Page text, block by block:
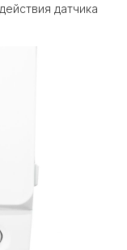
датчика